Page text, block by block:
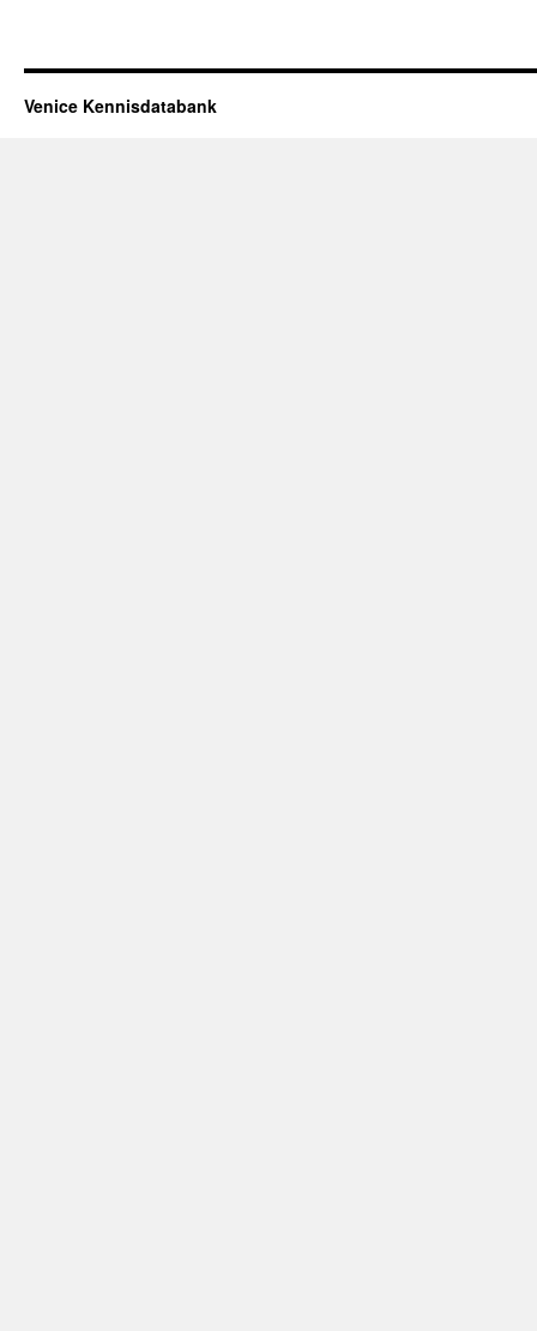
Venice Kennisdatabank